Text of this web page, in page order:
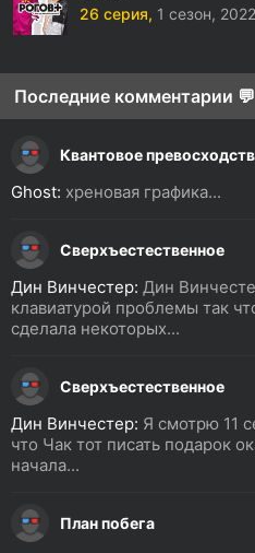
26 серия, 1 сезон, 2022
Последние комментарии 💬
Квантовое
Ghost: хреновая графика...
Сверхъестественное
Дин Винчестер: Дин
клавиатурой проблемы так
сделала некоторых...
Сверхъестественное
Дин Винчестер: Я смотрю 11
что Чак тот писать подарок
начала...
План побега